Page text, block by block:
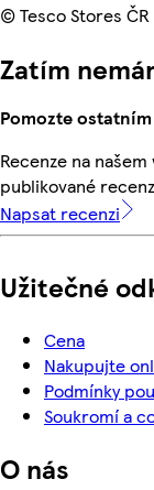
© Tesco Stores ČR
Zatím
Pomozte
Recenze na
publikované
Napsat recenzi
Užitečné
Cena
Nakupujte
Podmínky
Soukromí a
O nás